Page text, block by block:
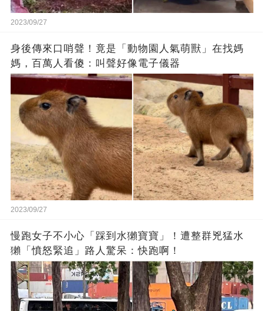
2023/09/27
身後傳來口哨聲！竟是「動物園人氣萌獸」在找媽
媽，百萬人看傻：叫聲好像電子儀器
2023/09/27
慢跑女子不小心「踩到水獺寶寶」！遭整群兇猛水
獺「憤怒緊追」路人驚呆：快跑啊！